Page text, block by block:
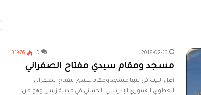
2018-02-23
0 3٬976
مسجد ومقام سيدي مفتاح الصفراني
أهل البيت في ليبيا مسجد ومقام سيدي مفتاح الصفراني
العطوي الفيتوري الإدريسي الحسني في مدينة زليتن وهو من